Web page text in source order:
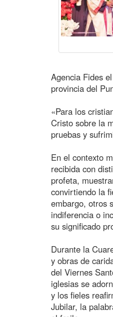
Agencia Fides
provincia del
«Para los
Cristo sobre la
pruebas y
En el contexto
recibida con
profeta,
convirtiendo la
embargo, otros
indiferencia o
su significado
Durante la
y obras de
del Viernes
iglesias se
y los fieles
Jubilar, la